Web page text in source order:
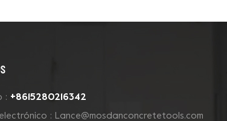
: +8615280216342
: Lance@mosdanconcretetools.com